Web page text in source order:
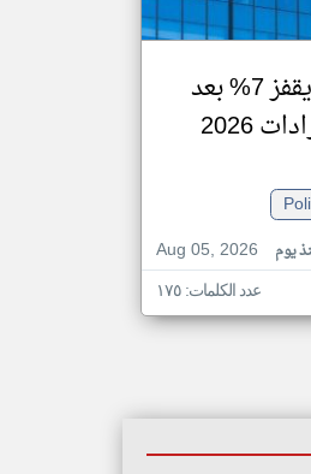
سهم إيلي ليلي يقفز 7% بعد
2026
Aug 05, 2026
يوم
عدد الكلمات: ١٧٥